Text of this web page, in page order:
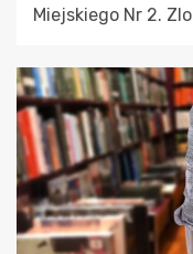
Miejskiego Nr 2.